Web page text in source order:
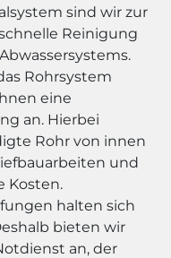
sind wir zur
Reinigung
Rohrsystem
eine
an. Hierbei
Rohr von innen
und
Kosten.
halten sich
bieten wir
an, der